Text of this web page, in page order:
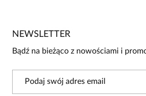
Bądź pierwszą osobą, która podzieli się
W naszej witrynie opinie mogą
NEWSLETTER
Bądź na bieżąco z nowościami i